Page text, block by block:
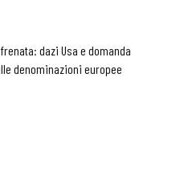
dazi Usa e domanda
denominazioni europee